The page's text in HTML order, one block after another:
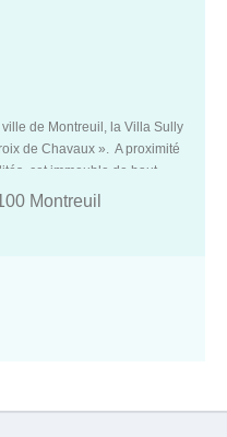
de Montreuil, la Villa Sully
de Chavaux ». A proximité
cet immeuble de haut
et sécurisé.
Montreuil